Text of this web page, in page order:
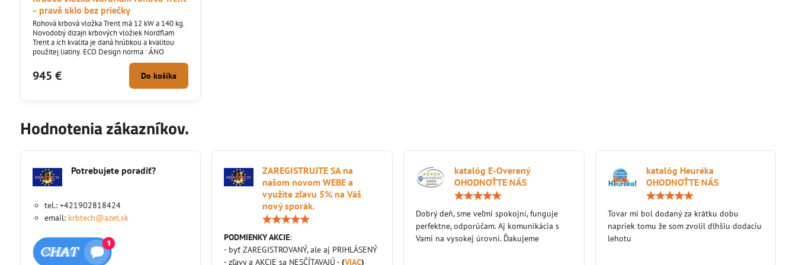
- pravé sklo bez priečky
Rohová krbová vložka Trent má 12 kW a 140 kg.
Novodobý dizajn krbových vložiek Nordflam
Trent a ich kvalita je daná hrúbkou a kvalitou
použitej liatiny. ECO Design norma : ÁNO
945 € Do košíka
Hodnotenia zákazníkov.
Potrebujete poradiť?
tel.: +421902818424
email: krbtech@azet.sk
ZAREGISTRUJTE SA na
našom novom WEBE a
využite zľavu 5% na Váš
nový sporák.
5
PODMIENKY AKCIE:
- byť ZAREGISTROVANÝ, ale aj PRIHLÁSENÝ
- zľavy a AKCIE sa NESČÍTAVAJÚ -(VIAC)
katalóg E-Overený
OHODNOŤTE NÁS
/
5
Dobrý deň, sme veľmi spokojní, funguje
perfektne, odporúčam. Aj komunikácia s
Vami na vysokej úrovni. Ďakujeme
katalóg Heuréka
OHODNOŤTE NÁS
/
5
Tovar mi bol dodaný za krátku dobu
napriek tomu že som zvolil dlhšiu dodaciu
lehotu